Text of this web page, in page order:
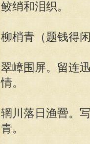
鲛绡和泪织。
柳梢青（题钱得
翠嶂围屏。留连
情。
辋川落日渔罾。
青。